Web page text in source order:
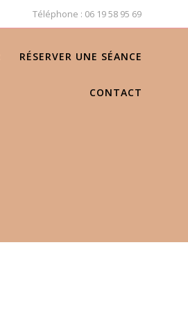
Téléphone : 06 19 58 95 69
RÉSERVER UNE SÉANCE
CONTACT